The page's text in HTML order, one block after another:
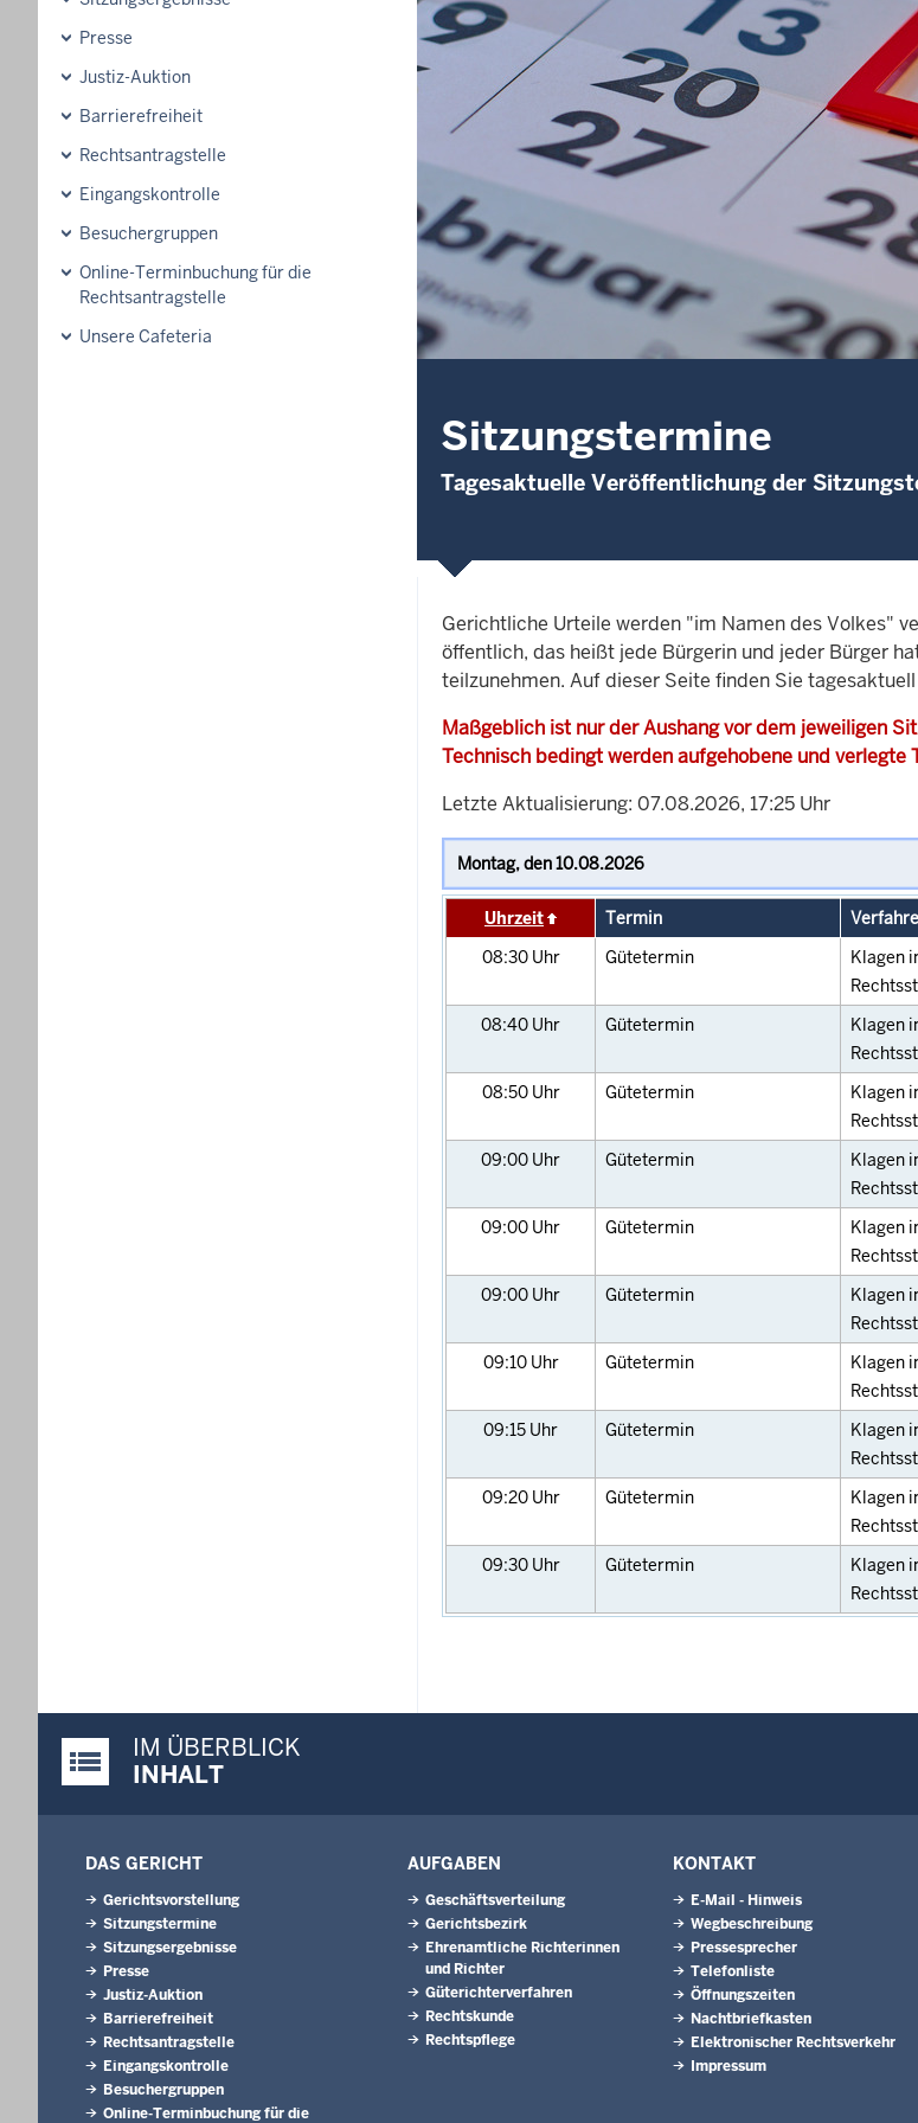
Presse
Justiz-Auktion
Barrierefreiheit
Rechtsantragstelle
Eingangskontrolle
Besuchergruppen
Online-Terminbuchung für die
Rechtsantragstelle
Unsere Cafeteria
Sitzungstermine
Tagesaktuelle Veröffentlichung der
Gerichtliche Urteile werden "im Namen des Volkes"
öffentlich, das heißt jede Bürgerin und jeder Bürger
teilzunehmen. Auf dieser Seite finden Sie
Maßgeblich ist nur der Aushang vor dem jeweiligen
Technisch bedingt werden aufgehobene und verlegte
Letzte Aktualisierung: 07.08.2026, 17:25 Uhr
Uhrzeit Termin
08:30 Uhr Gütetermin
Klagen
08:40 Uhr Gütetermin
Klagen
08:50 Uhr Gütetermin
Klagen
09:00 Uhr Gütetermin
Klagen
09:00 Uhr Gütetermin
Klagen
09:00 Uhr Gütetermin
Klagen
09:10 Uhr Gütetermin
Klagen
09:15 Uhr Gütetermin
Klagen
09:20 Uhr Gütetermin
Klagen
09:30 Uhr Gütetermin
Klagen
Justiz-Portal im Überblick:
IM ÜBERBLICK
INHALT
DAS GERICHT
Gerichtsvorstellung
Sitzungstermine
Sitzungsergebnisse
Presse
Justiz-Auktion
Barrierefreiheit
Rechtsantragstelle
Eingangskontrolle
Besuchergruppen
Online-Terminbuchung für die
AUFGABEN
Geschäftsverteilung
Gerichtsbezirk
Ehrenamtliche Richterinnen
und Richter
Güterichterverfahren
Rechtskunde
Rechtspflege
KONTAKT
E-Mail - Hinweis
Wegbeschreibung
Pressesprecher
Telefonliste
Öffnungszeiten
Nachtbriefkasten
Elektronischer Rechtsverkehr
Impressum